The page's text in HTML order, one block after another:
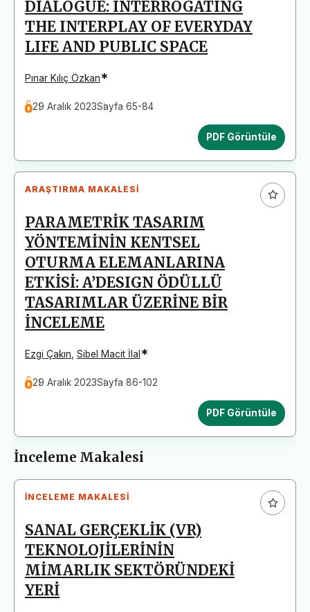
DIALOGUE: INTERROGATING
THE INTERPLAY OF EVERYDAY
LIFE AND PUBLIC SPACE
Pınar Kılıç Özkan*
29 Aralık 2023Sayfa 65-84
PDF Görüntüle
ARAŞTIRMA MAKALESI
PARAMETRİK TASARIM
YÖNTEMİNİN KENTSEL
OTURMA ELEMANLARINA
ETKİSİ: A’DESIGN ÖDÜLLÜ
TASARIMLAR ÜZERİNE BİR
İNCELEME
Ezgi Çakın Sibel Macit İlal *
29 Aralık 2023Sayfa 86-102
PDF Görüntüle
İnceleme Makalesi
İNCELEME MAKALESI
SANAL GERÇEKLİK (VR)
TEKNOLOJİLERİNİN
MİMARLIK SEKTÖRÜNDEKİ
YERİ